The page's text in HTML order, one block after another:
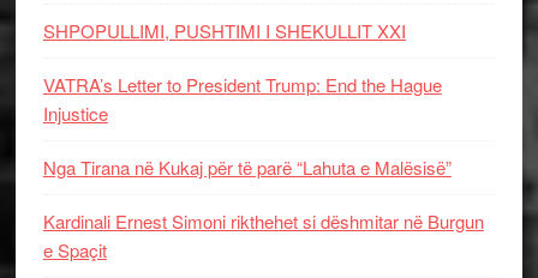
SHPOPULLIMI, PUSHTIMI I SHEKULLIT XXI
VATRA’s Letter to President Trump: End the Hague
Injustice
Nga Tirana në Kukaj për të parë “Lahuta e Malësisë”
Kardinali Ernest Simoni rikthehet si dëshmitar në Burgun
e Spaçit